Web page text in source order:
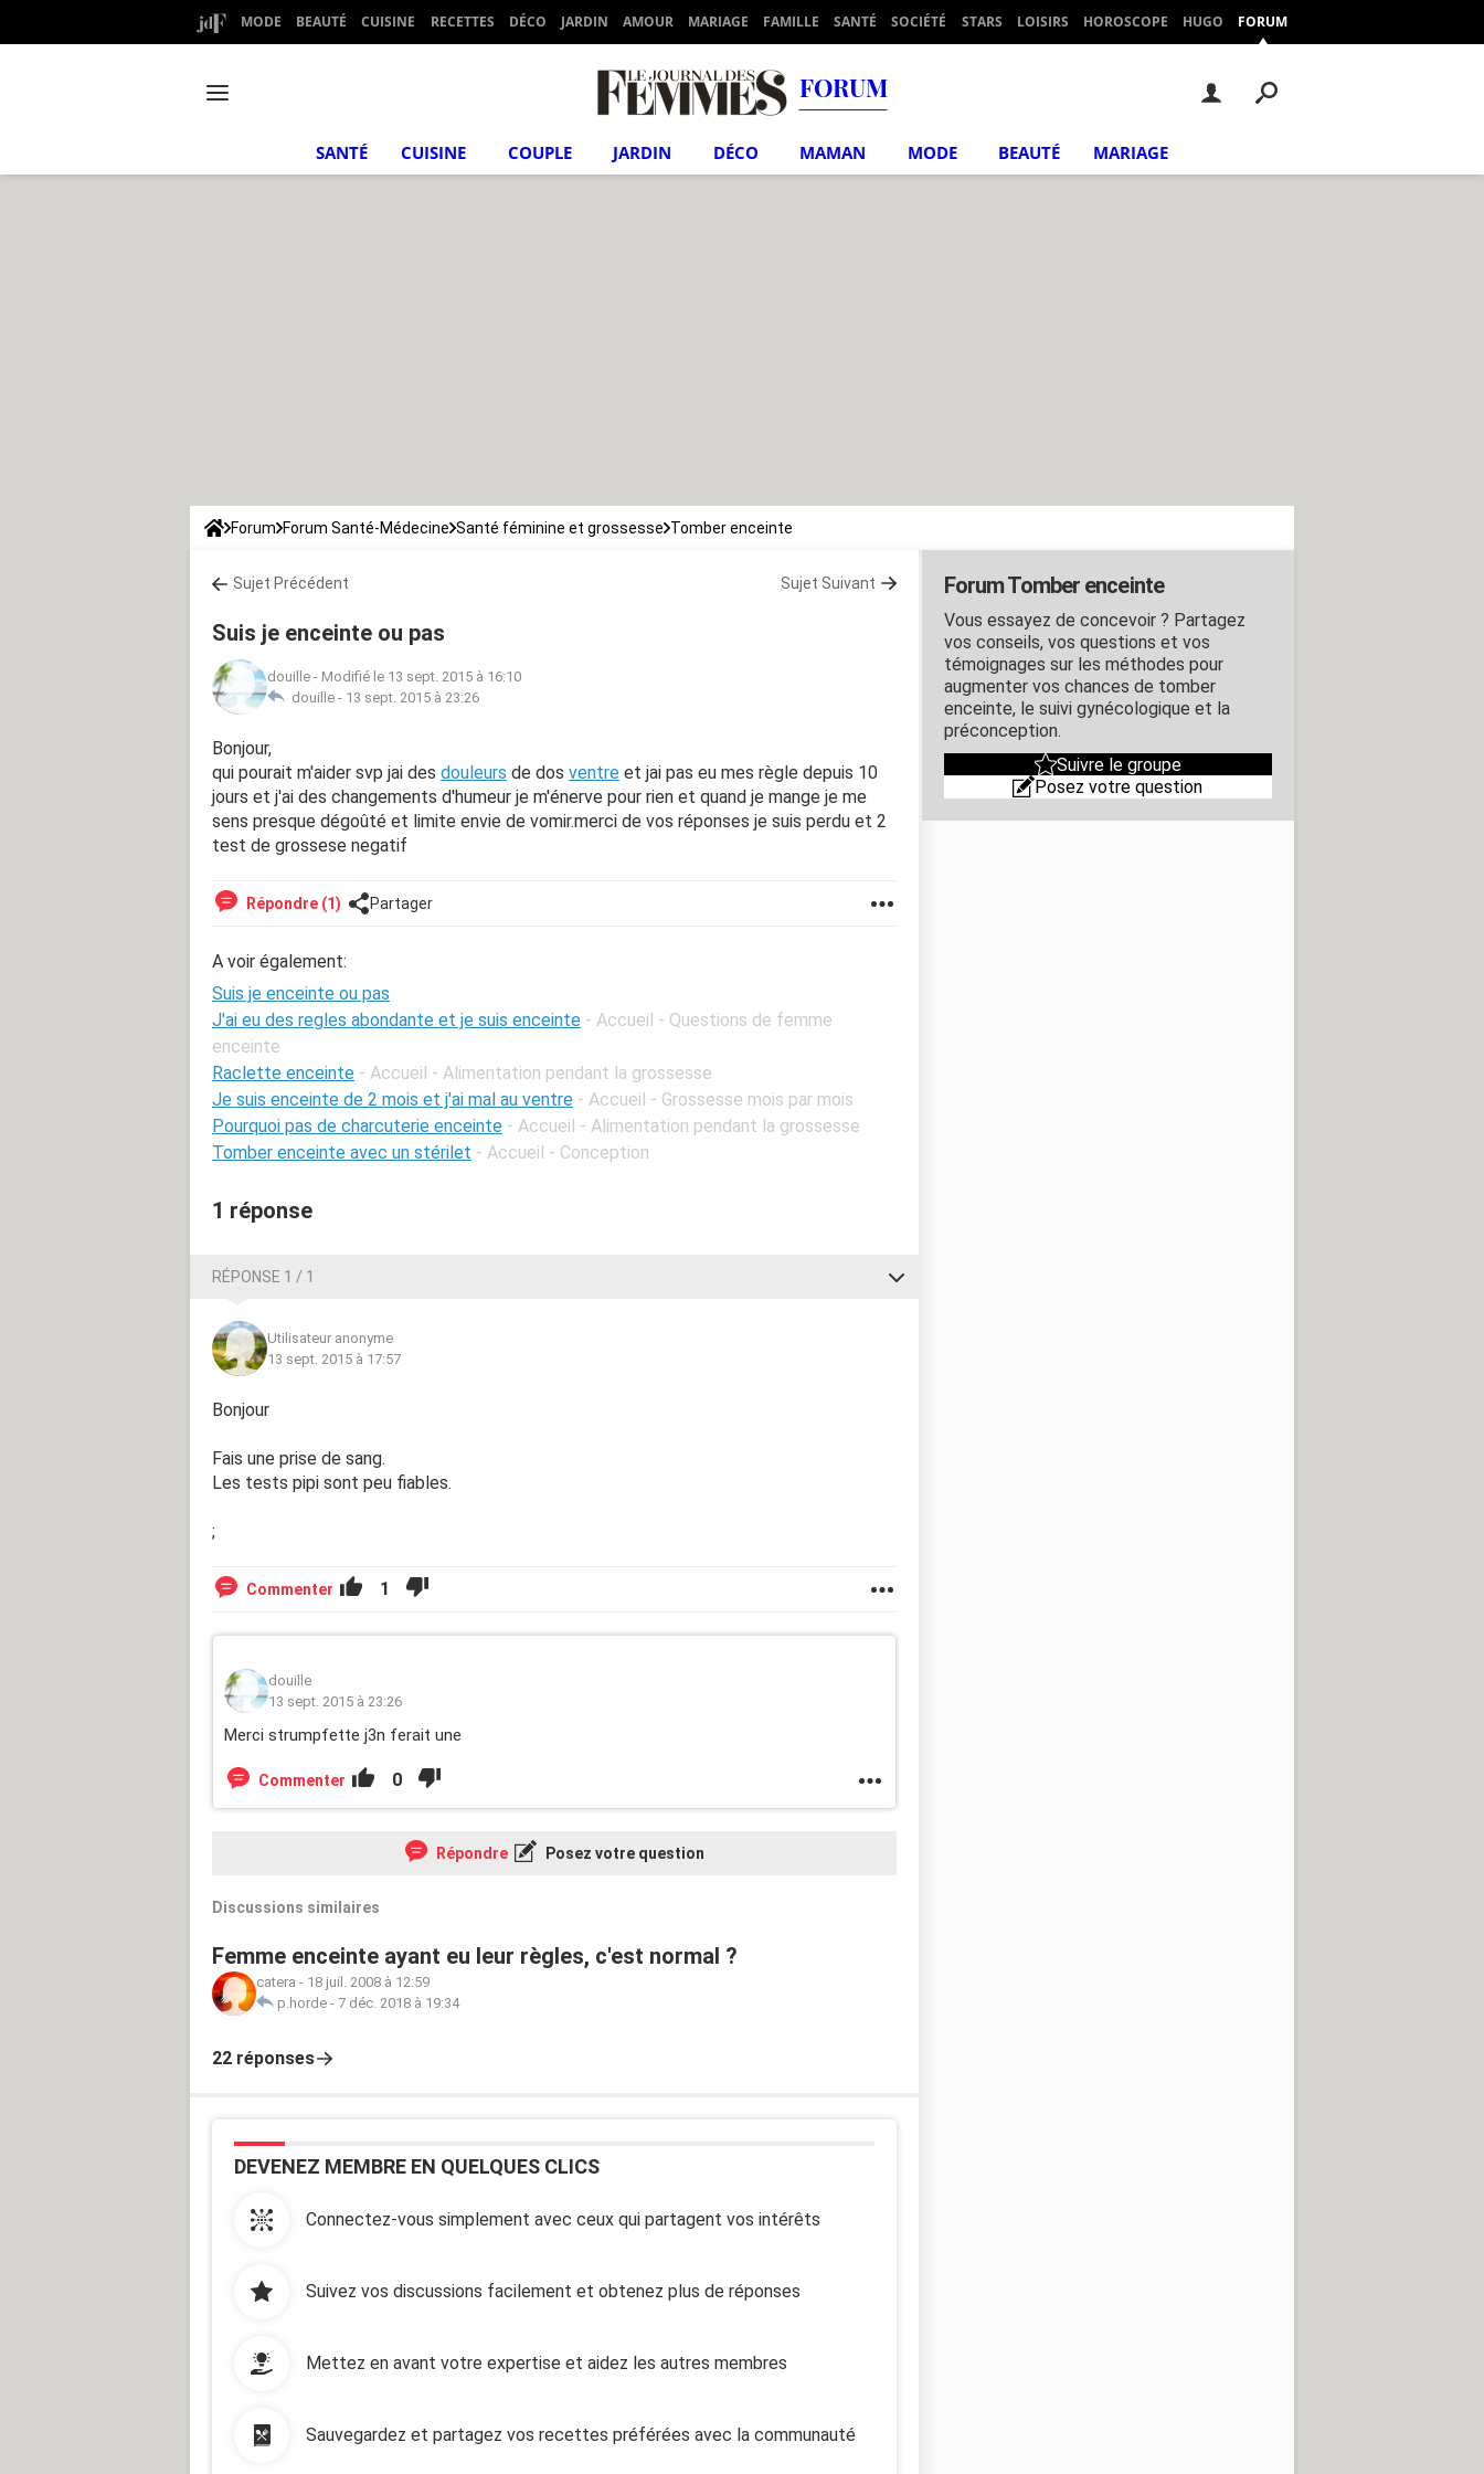
MODE BEAUTÉ CUISINE RECETTES DÉCO JARDIN AMOUR MARIAGE FAMILLE SANTÉ SOCIÉTÉ STARS LOISIRS HOROSCOPE HUGO FORUM
FORUM
SANTÉ CUISINE COUPLE JARDIN DÉCO MAMAN MODE BEAUTÉ MARIAGE
Forum Forum Santé-Médecine Santé féminine et grossesse Tomber enceinte
Sujet Précédent Sujet Suivant
Suis je enceinte ou pas
douille - Modifié le 13 sept. 2015 à 16:10
douille - 13 sept. 2015 à 23:26
Bonjour,
qui pourait m'aider svp jai des douleurs de dos ventre et jai pas eu mes règle depuis 10
jours et j'ai des changements d'humeur je m'énerve pour rien et quand je mange je me
sens presque dégoûté et limite envie de vomir.merci de vos réponses je suis perdu et 2
test de grossese negatif
Répondre (1) Partager
A voir également:
Suis je enceinte ou pas
J'ai eu des regles abondante et je suis enceinte - Accueil - Questions de femme
enceinte
Raclette enceinte - Accueil - Alimentation pendant la grossesse
Je suis enceinte de 2 mois et j'ai mal au ventre - Accueil - Grossesse mois par mois
Pourquoi pas de charcuterie enceinte - Accueil - Alimentation pendant la grossesse
Tomber enceinte avec un stérilet - Accueil - Conception
1 réponse
RÉPONSE 1 / 1
Utilisateur anonyme
13 sept. 2015 à 17:57
Bonjour
Fais une prise de sang.
Les tests pipi sont peu fiables.
;
Commenter 1
douille
13 sept. 2015 à 23:26
Merci strumpfette j3n ferait une
Commenter 0
Répondre Posez votre question
Discussions similaires
Femme enceinte ayant eu leur règles, c'est normal ?
catera - 18 juil. 2008 à 12:59
p.horde - 7 déc. 2018 à 19:34
22 réponses
DEVENEZ MEMBRE EN QUELQUES CLICS
Connectez-vous simplement avec ceux qui partagent vos intérêts
Suivez vos discussions facilement et obtenez plus de réponses
Mettez en avant votre expertise et aidez les autres membres
Sauvegardez et partagez vos recettes préférées avec la communauté
Forum Tomber enceinte
Vous essayez de concevoir ? Partagez
vos conseils, vos questions et vos
témoignages sur les méthodes pour
augmenter vos chances de tomber
enceinte, le suivi gynécologique et la
préconception.
Suivre le groupe
Posez votre question